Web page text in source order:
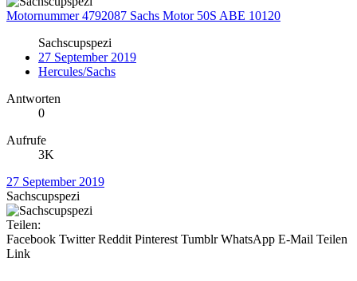
Motornummer 4792087 Sachs Motor 50S ABE 10120
Sachscupspezi
27 September 2019
Hercules/Sachs
Antworten
0
Aufrufe
3K
27 September 2019
Sachscupspezi
Teilen:
Facebook Twitter Reddit Pinterest Tumblr WhatsApp E-Mail Teilen
Link